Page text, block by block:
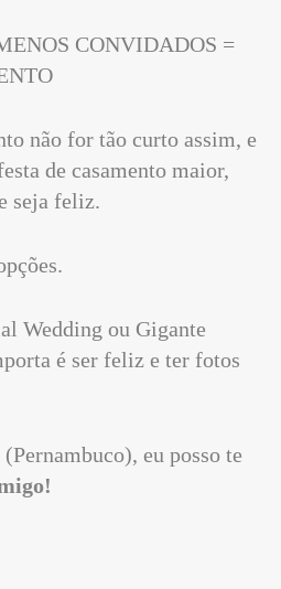
CONVIDADOS =
não for tão curto assim, e
de casamento maior,
seja feliz.
Wedding ou Gigante
é ser feliz e ter fotos
eu posso te